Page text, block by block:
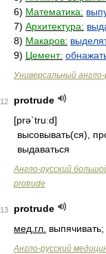
6) Математика:
7) Архитектура:
8) Макаров:
9) Цемент:
Универсальный англо-
12
protrude
[prə`truːd]
высовывать(ся),
выдаваться
Англо-русский
protrude
13
protrude
мед. гл.
Англо-русский